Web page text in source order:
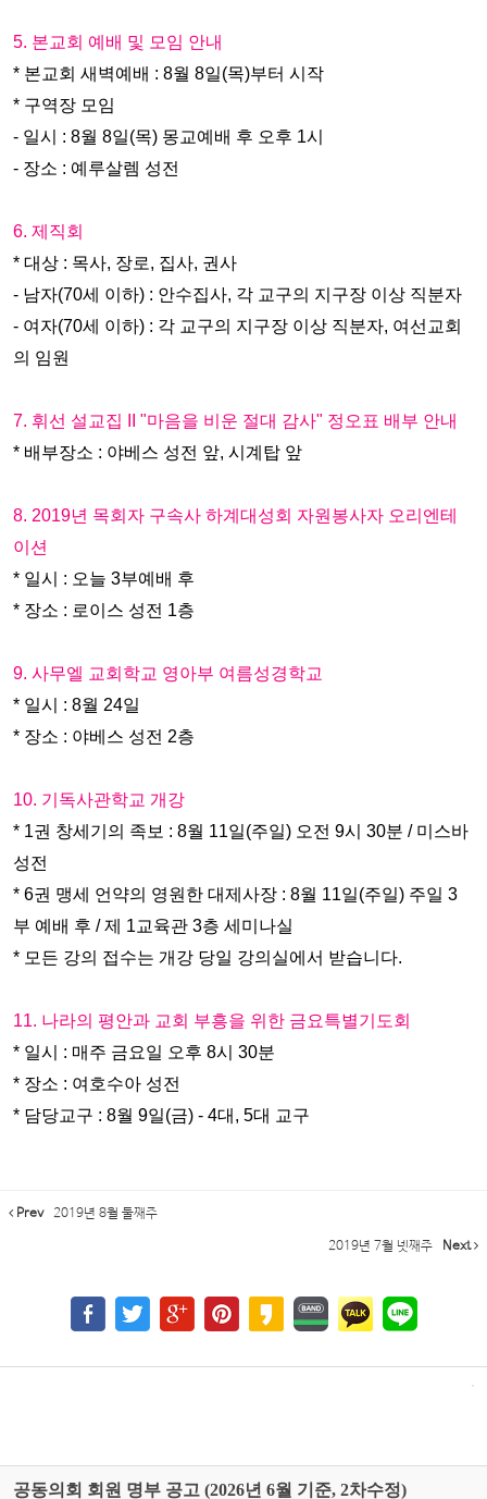
5. 본교회 예배 및 모임 안내
* 본교회 새벽예배 : 8월 8일(목)부터 시작
* 구역장 모임
- 일시 : 8월 8일(목) 몽교예배 후 오후 1시
- 장소 : 예루살렘 성전
6. 제직회
* 대상 : 목사, 장로, 집사, 권사
- 남자(70세 이하) : 안수집사, 각 교구의 지구장 이상 직분자
- 여자(70세 이하) : 각 교구의 지구장 이상 직분자, 여선교회
의 임원
7. 휘선 설교집 II "마음을 비운 절대 감사" 정오표 배부 안내
* 배부장소 : 야베스 성전 앞, 시계탑 앞
8. 2019년 목회자 구속사 하계대성회 자원봉사자 오리엔테
이션
* 일시 : 오늘 3부예배 후
* 장소 : 로이스 성전 1층
9. 사무엘 교회학교 영아부 여름성경학교
* 일시 : 8월 24일
* 장소 : 야베스 성전 2층
10. 기독사관학교 개강
* 1권 창세기의 족보 : 8월 11일(주일) 오전 9시 30분 / 미스바
성전
* 6권 맹세 언약의 영원한 대제사장 : 8월 11일(주일) 주일 3
부 예배 후 / 제 1교육관 3층 세미나실
* 모든 강의 접수는 개강 당일 강의실에서 받습니다.
11. 나라의 평안과 교회 부흥을 위한 금요특별기도회
* 일시 : 매주 금요일 오후 8시 30분
* 장소 : 여호수아 성전
* 담당교구 : 8월 9일(금) - 4대, 5대 교구
Prev 2019년 8월 둘째주
2019년 7월 넷째주 Next
공동의회 회원 명부 공고 (2026년 6월 기준, 2차수정)